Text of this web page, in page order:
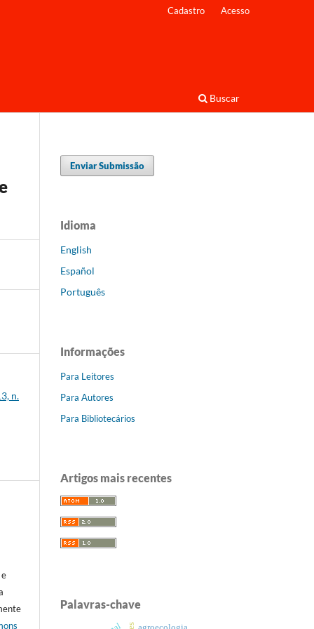
Buscar
Cadastro Acesso
n.
Enviar Submissão
Idioma
English
Español
Português
Informações
Para Leitores
Para Autores
Para Bibliotecários
Artigos mais recentes
Palavras-chave